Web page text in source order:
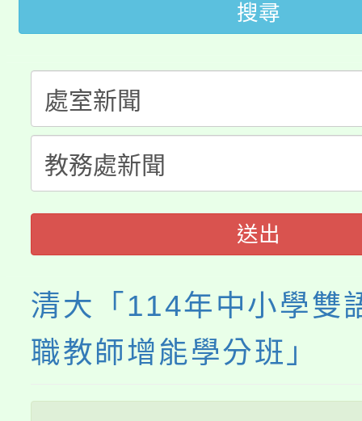
視費優惠，中低收入戶
半價優惠，詳情可洽有
者。
大園自造教育及科技
份教師增能研習
份教師研習
淨零綠生活教案入校路
會
115年食農教育專業人
程
搜尋
送出
清大「114年中小學雙
職教師增能學分班」